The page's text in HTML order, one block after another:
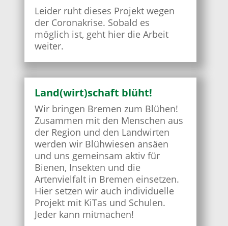
Leider ruht dieses Projekt wegen
der Coronakrise. Sobald es
möglich ist, geht hier die Arbeit
weiter.
Land(wirt)schaft blüht!
Wir bringen Bremen zum Blühen!
Zusammen mit den Menschen aus
der Region und den Landwirten
werden wir Blühwiesen ansäen
und uns gemeinsam aktiv für
Bienen, Insekten und die
Artenvielfalt in Bremen einsetzen.
Hier setzen wir auch individuelle
Projekt mit KiTas und Schulen.
Jeder kann mitmachen!